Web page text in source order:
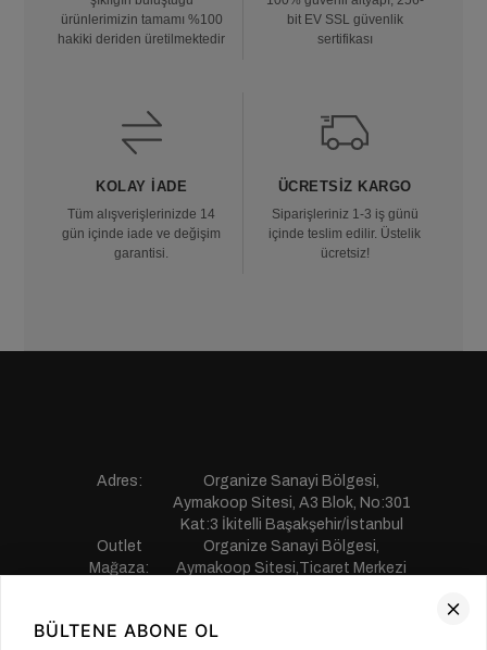
ürünlerimizin tamamı %100
hakiki deriden üretilmektedir
bit EV SSL güvenlik
sertifikası
KOLAY İADE
Tüm alışverişlerinizde 14
gün içinde iade ve değişim
garantisi.
ÜCRETSIZ KARGO
Siparişleriniz 1-3 iş günü
içinde teslim edilir. Üstelik
ücretsiz!
Adres:
Organize Sanayi Bölgesi,
Aymakoop Sitesi, A3 Blok, No:301
Kat:3 İkitelli Başakşehir/İstanbul
Outlet
Mağaza:
Organize Sanayi Bölgesi,
Aymakoop Sitesi,Ticaret Merkezi
Telefon:
0850 441 55 77
BÜLTENE ABONE OL